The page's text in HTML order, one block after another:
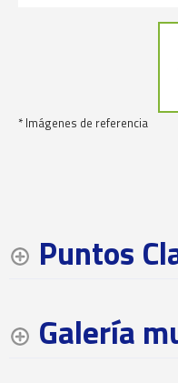
* Imágenes de referencia
Puntos
Galería